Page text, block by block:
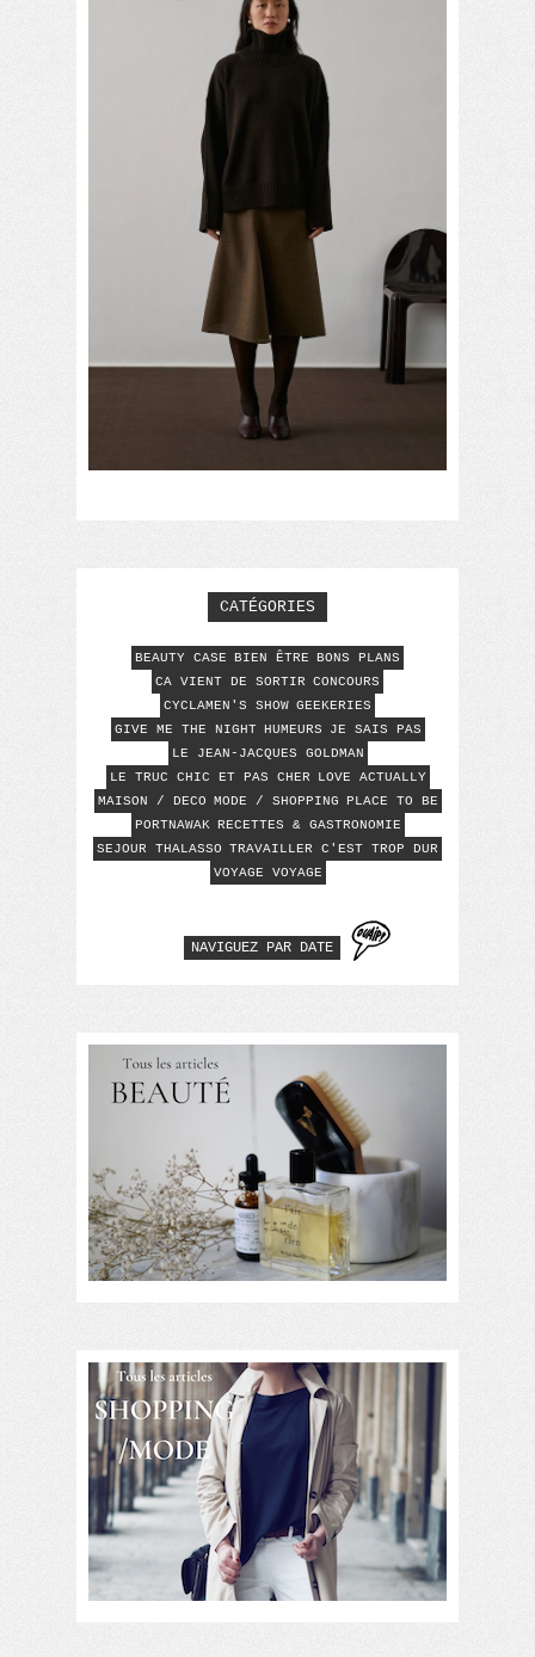
CATÉGORIES
BEAUTY CASE BIEN ÊTRE BONS PLANS
CA VIENT DE SORTIR CONCOURS
CYCLAMEN'S SHOW GEEKERIES
GIVE ME THE NIGHT HUMEURS
JE SAIS PAS
LE JEAN-JACQUES GOLDMAN
LE TRUC CHIC ET PAS CHER
LOVE ACTUALLY
MAISON / DECO MODE / SHOPPING PLACE TO BE
PORTNAWAK RECETTES & GASTRONOMIE
SEJOUR THALASSO TRAVAILLER C'EST TROP DUR
VOYAGE VOYAGE
NAVIGUEZ PAR DATE